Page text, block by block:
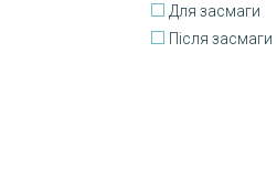
MARY COHR
Для засмаги
Після засмаги